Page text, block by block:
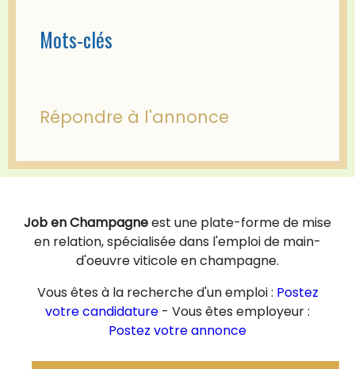
Mots-clés
Répondre à l'annonce
Job en Champagneest une plate-forme de mise
en relation, spécialisée dans l'emploi de main-
d'oeuvre viticole en champagne.
Vous êtes à la recherche d'un emploi : Postez
votre candidature - Vous êtes employeur :
Postez votre annonce